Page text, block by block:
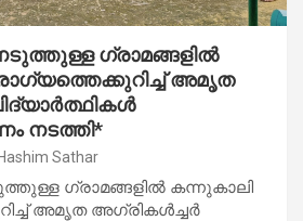
ഗ്രാമങ്ങളിൽ
അമൃത
നടത്തി*
Hashim Sathar
ഗ്രാമങ്ങളിൽ കന്നുകാലി
അമൃത അഗ്രികൾച്ചർ